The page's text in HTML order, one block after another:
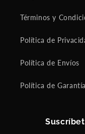
Términos y
Política de
Política de Envíos
Política de